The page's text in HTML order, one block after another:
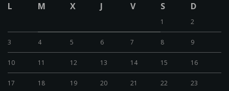
L M X J V S D
1 2
3 4 5 6 7 8 9
10 11 12 13 14 15 16
17 18 19 20 21 22 23